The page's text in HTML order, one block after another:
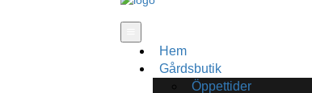
Hem
Gårdsbutik
Öppettider